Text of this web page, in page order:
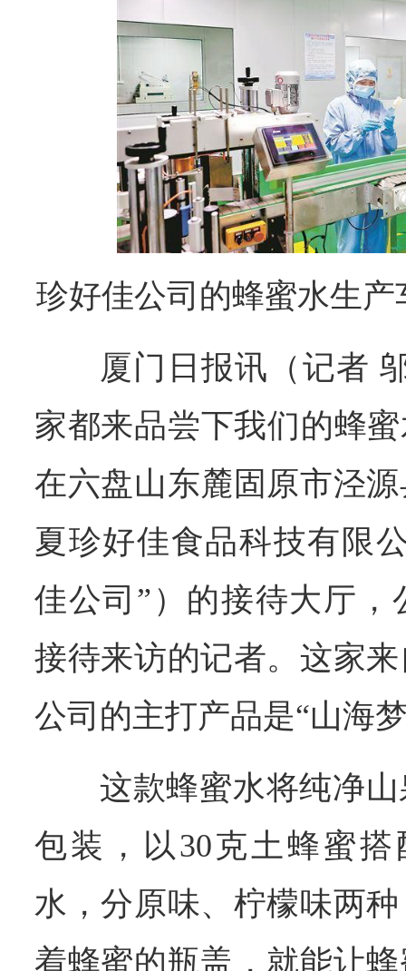
珍好佳公司的蜂蜜水生
厦门日报讯（记者
家都来品尝下我们的蜂
在六盘山东麓固原市泾
夏珍好佳食品科技有限
佳公司”）的接待大厅
接待来访的记者。这家
公司的主打产品是“山海
这款蜂蜜水将纯净
包装，以30克土蜂蜜搭
水，分原味、柠檬味两
着蜂蜜的瓶盖，就能让